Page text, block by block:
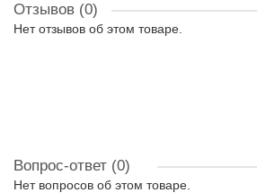
Отзывов (0)
Нет отзывов об этом товаре.
Вопрос-ответ (0)
Нет вопросов об этом товаре.